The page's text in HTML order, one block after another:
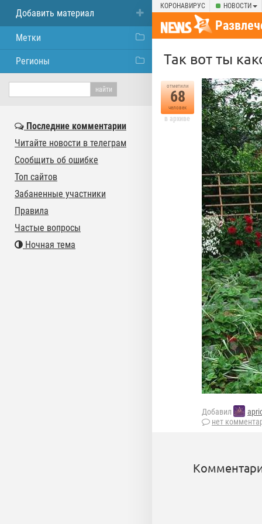
КОРОНАВИРУС НОВОСТИ
Так вот ты
отметили
68
человек
в архиве
Добавил
нет
Добавить материал
Метки
Регионы
Последние комментарии
Читайте новости в телеграм
Сообщить об ошибке
Топ сайтов
Забаненные участники
Правила
Частые вопросы
Ночная тема